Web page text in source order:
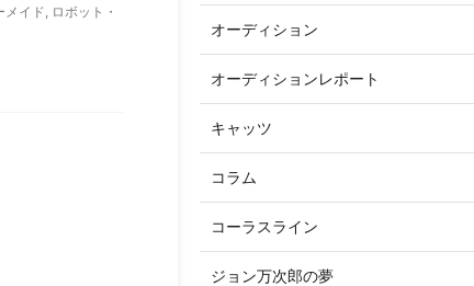
メイド, ロボット・
オーディション
オーディションレポート
キャッツ
コラム
コーラスライン
ジョン万次郎の夢